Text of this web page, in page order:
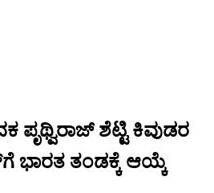
ಪೃಥ್ವಿರಾಜ್ ಶೆಟ್ಟಿ ಕಿವುಡರ
ಭಾರತ ತಂಡಕ್ಕೆ ಆಯ್ಕೆ